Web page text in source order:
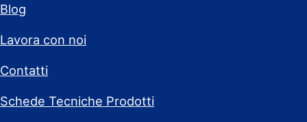
Blog
Lavora con noi
Contatti
Schede Tecniche Prodotti